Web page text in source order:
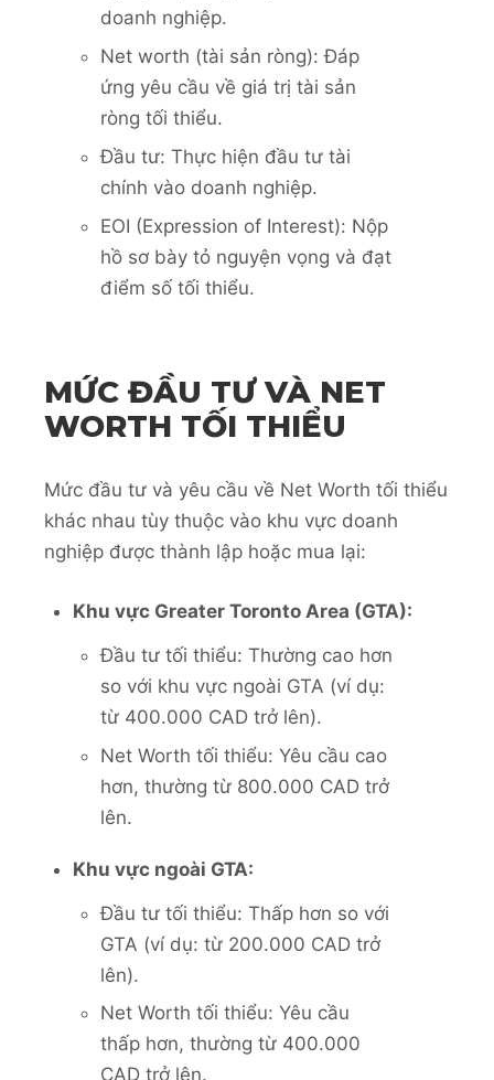
doanh nghiệp.
Net worth (tài sản ròng): Đáp
ứng yêu cầu về giá trị tài sản
ròng tối thiểu.
Đầu tư: Thực hiện đầu tư tài
chính vào doanh nghiệp.
EOI (Expression of Interest): Nộp
hồ sơ bày tỏ nguyện vọng và đạt
điểm số tối thiểu.
MỨC ĐẦU TƯ VÀ NET
WORTH TỐI THIỂU
Mức đầu tư và yêu cầu về Net Worth tối thiểu
khác nhau tùy thuộc vào khu vực doanh
nghiệp được thành lập hoặc mua lại:
Khu vực Greater Toronto Area (GTA):
Đầu tư tối thiểu: Thường cao hơn
so với khu vực ngoài GTA (ví dụ:
từ 400.000 CAD trở lên).
Net Worth tối thiểu: Yêu cầu cao
hơn, thường từ 800.000 CAD trở
lên.
Khu vực ngoài GTA:
Đầu tư tối thiểu: Thấp hơn so với
GTA (ví dụ: từ 200.000 CAD trở
lên).
Net Worth tối thiểu: Yêu cầu
thấp hơn, thường từ 400.000
CAD trở lên.